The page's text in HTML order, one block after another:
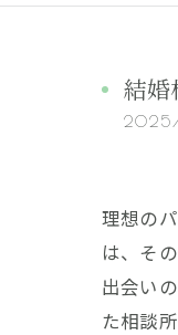
結婚
理想の
は、そ
出会い
た相談